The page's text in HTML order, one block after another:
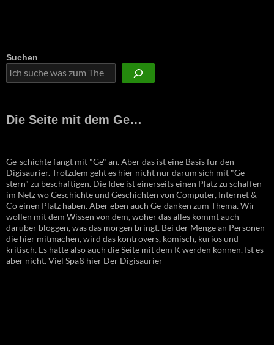
Suchen
Die Seite mit dem Ge…
Ge-schichte fängt mit "Ge" an. Aber das ist eine Basis für den
Digisaurier. Trotzdem geht es hier nicht nur darum sich mit "Ge-
stern" zu beschäftigen. Die Idee ist einerseits einen Platz zu schaffen
im Netz wo Geschichte und Geschichten von Computer, Internet &
Co einen Platz haben. Aber eben auch Ge-danken zum Thema. Wir
wollen mit dem Wissen von dem, woher das alles kommt auch
darüber bloggen, was das morgen bringt. Bei der Menge an Personen
die hier mitmachen, wird das kontrovers, komisch, kurios und
kritisch. Es hatte also auch die Seite mit dem K werden können. Ist es
aber nicht. Viel Spaß hier Der Digisaurier